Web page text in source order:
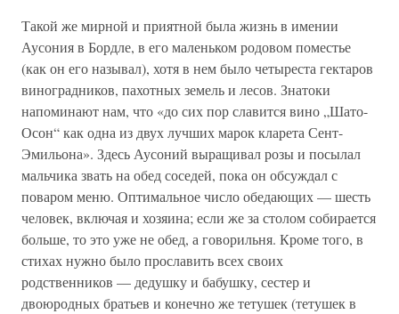
Такой же мирной и приятной была жизнь в имении
Аусония в Бордле, в его маленьком родовом поместье
(как он его называл), хотя в нем было четыреста гектаров
виноградников, пахотных земель и лесов. Знатоки
напоминают нам, что «до сих пор славится вино „Шато-
Осон“ как одна из двух лучших марок кларета Сент-
Эмильона». Здесь Аусоний выращивал розы и посылал
мальчика звать на обед соседей, пока он обсуждал с
поваром меню. Оптимальное число обедающих — шесть
человек, включая и хозяина; если же за столом собирается
больше, то это уже не обед, а говорильня. Кроме того, в
стихах нужно было прославить всех своих
родственников — дедушку и бабушку, сестер и
двоюродных братьев и конечно же тетушек (тетушек в